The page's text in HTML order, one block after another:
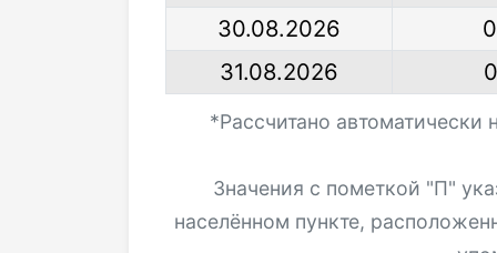
30.08.2026
31.08.2026
*Рассчитано
Значения с пометкой "П"
населённом пункте,